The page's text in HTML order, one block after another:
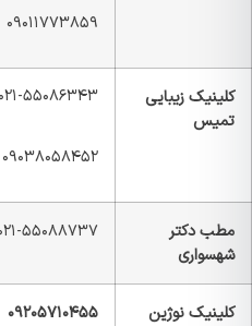
۰۹۰۱۱۷۷۳۸۵۹
زیبایی
۰۲۱-۵۵۰۸۶۳۴۳
۰۹۰۳۸۰۵۸۴۵۲
دکتر
۰۲۱-۵۵۰۸۸۷۳۷
نوژین
۰۹۲۰۵۷۱۰۴۵۵